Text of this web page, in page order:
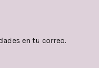
en tu correo.